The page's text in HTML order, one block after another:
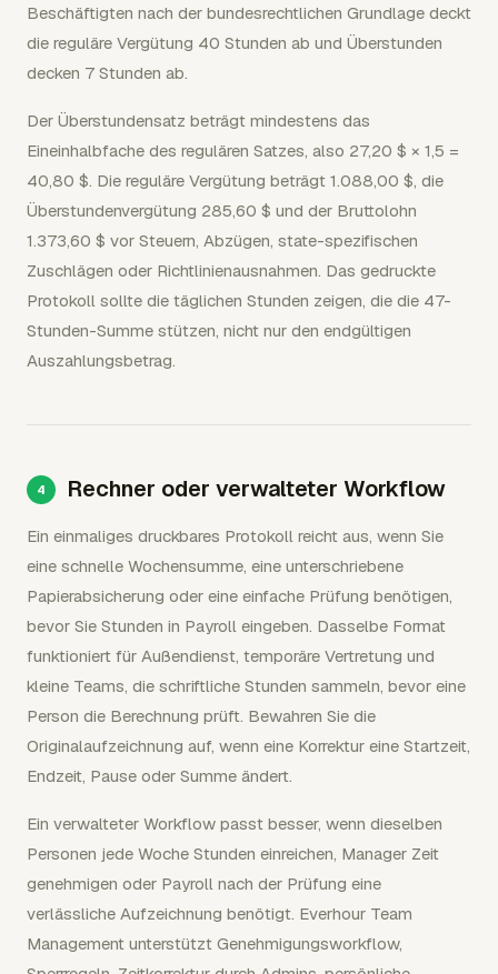
Beschäftigten nach der bundesrechtlichen Grundlage deckt
die reguläre Vergütung 40 Stunden ab und Überstunden
decken 7 Stunden ab.
Der Überstundensatz beträgt mindestens das
Eineinhalbfache des regulären Satzes, also 27,20 $ × 1,5 =
40,80 $. Die reguläre Vergütung beträgt 1.088,00 $, die
Überstundenvergütung 285,60 $ und der Bruttolohn
1.373,60 $ vor Steuern, Abzügen, state-spezifischen
Zuschlägen oder Richtlinienausnahmen. Das gedruckte
Protokoll sollte die täglichen Stunden zeigen, die die 47-
Stunden-Summe stützen, nicht nur den endgültigen
Auszahlungsbetrag.
Rechner oder verwalteter Workflow
Ein einmaliges druckbares Protokoll reicht aus, wenn Sie
eine schnelle Wochensumme, eine unterschriebene
Papierabsicherung oder eine einfache Prüfung benötigen,
bevor Sie Stunden in Payroll eingeben. Dasselbe Format
funktioniert für Außendienst, temporäre Vertretung und
kleine Teams, die schriftliche Stunden sammeln, bevor eine
Person die Berechnung prüft. Bewahren Sie die
Originalaufzeichnung auf, wenn eine Korrektur eine Startzeit,
Endzeit, Pause oder Summe ändert.
Ein verwalteter Workflow passt besser, wenn dieselben
Personen jede Woche Stunden einreichen, Manager Zeit
genehmigen oder Payroll nach der Prüfung eine
verlässliche Aufzeichnung benötigt. Everhour Team
Management unterstützt Genehmigungsworkflow,